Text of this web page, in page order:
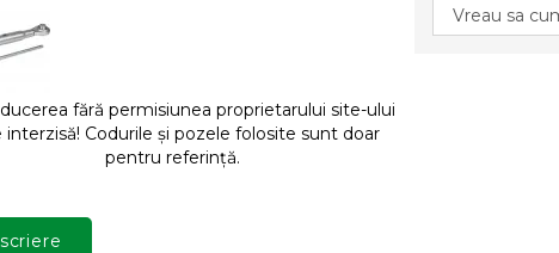
fără permisiunea proprietarului site-ului
interzisă! Codurile și pozele folosite sunt doar
pentru referință.